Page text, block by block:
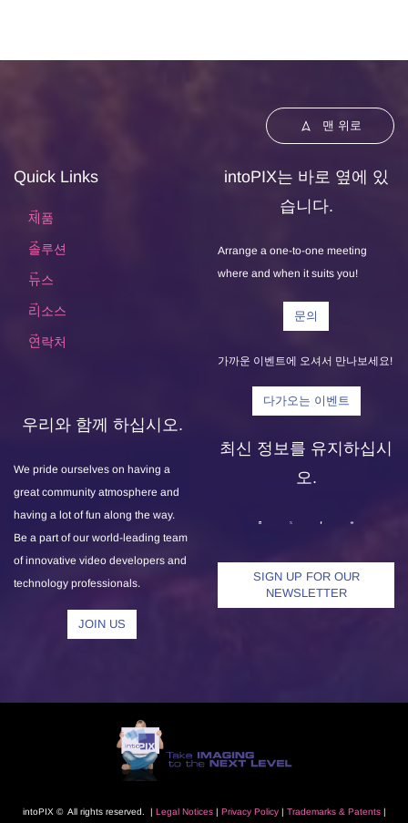
맨 위로
Quick Links
제품
솔루션
뉴스
리소스
연락처
intoPIX는 바로 옆에 있
습니다.
Arrange a one-to-one meeting
where and when it suits you!
문의
가까운 이벤트에 오셔서 만나보세요!
다가오는 이벤트
우리와 함께 하십시오.
We pride ourselves on having a
great community atmosphere and
having a lot of fun along the way.
Be a part of our world-leading team
of innovative video developers and
technology professionals.
JOIN US
최신 정보를 유지하십시
오.
SIGN UP FOR OUR
NEWSLETTER
intoPIX © All rights reserved. | L egal Notices| Privacy Policy| Trademarks& Patents|